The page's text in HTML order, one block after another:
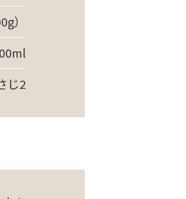
）
じ2